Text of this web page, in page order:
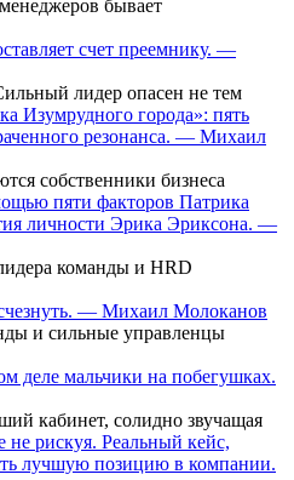
бывает
счет преемнику. —
лидер опасен не тем
Изумрудного города»: пять
резонанса. — Михаил
собственники бизнеса
пяти факторов Патрика
личности Эрика Эриксона. —
команды и HRD
— Михаил Молоканов
и сильные управленцы
деле мальчики на побегушках.
кабинет, солидно звучащая
не рискуя. Реальный кейс,
лучшую позицию в компании.